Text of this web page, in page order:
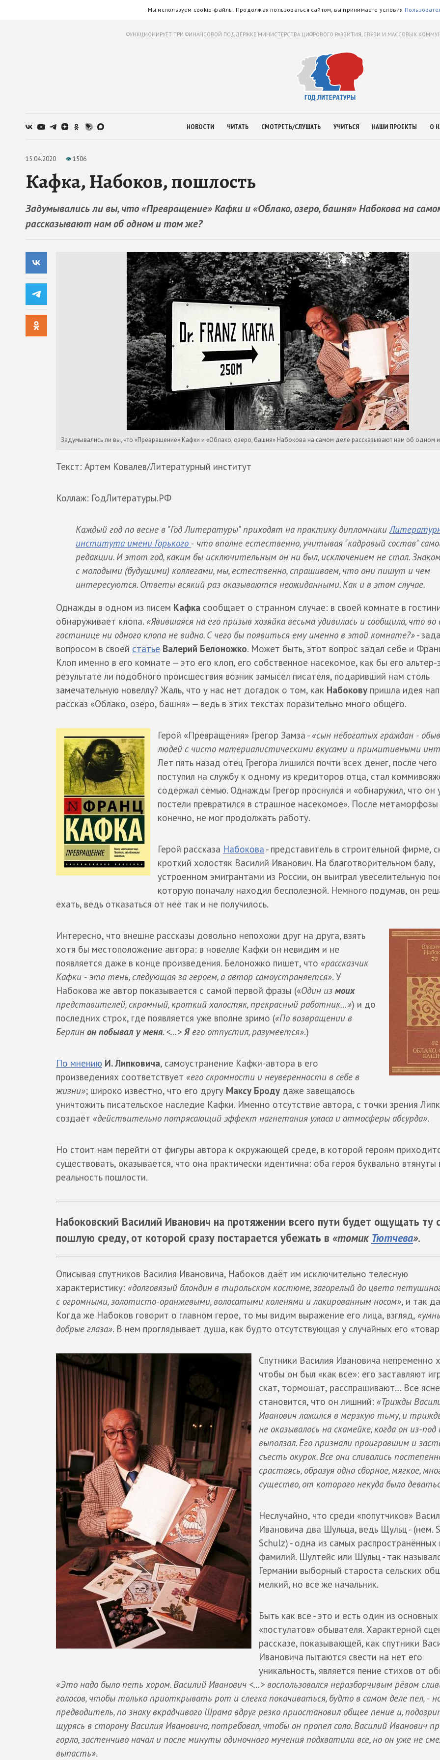
Мы используем cookie-файлы. Продолжая пользоваться сайтом, вы принимаете условия
ФУНКЦИОНИРУЕТ ПРИ ФИНАНСОВОЙ ПОДДЕРЖКЕ МИНИСТЕРСТВА ЦИФРОВОГО РАЗВИТИЯ, СВЯЗИ И МАССОВЫХ
НОВОСТИ ЧИТАТЬ СМОТРЕТЬ/СЛУШАТЬ УЧИТЬСЯ НАШИ ПРОЕКТЫ О
15.04.2020 1506
Кафка, Набоков, пошлость
Задумывались ли вы, что «Превращение» Кафки и «Облако, озеро, башня» Набокова на
рассказывают нам об одном и том же?
Задумывались ли вы, что «Превращение» Кафки и «Облако, озеро, башня» Набокова на самом деле рассказывают нам об одном
Текст: Артем Ковалев/Литературный институт
Коллаж: ГодЛитературы.РФ
Каждый год по весне в "Год Литературы" приходят на практику дипломники
института имени Горького - что вполне естественно, учитывая "кадровый состав"
редакции. И этот год, каким бы исключительным он ни был, исключением не стал.
с молодыми (будущими) коллегами, мы, естественно, спрашиваем, что они пишут и чем
интересуются. Ответы всякий раз оказываются неожиданными. Как и в этом случае.
Однажды в одном из писем Кафка сообщает о странном случае: в своей комнате в
обнаруживает клопа. «Явившаяся на его призыв хозяйка весьма удивилась и сообщила, что во
гостинице ни одного клопа не видно. С чего бы появиться ему именно в этой комнате?»-
вопросом в своей статье Валерий Белоножко. Может быть, этот вопрос задал себе и
Клоп именно в его комнате — это его клоп, его собственное насекомое, как бы его альтер-
результате ли подобного происшествия возник замысел писателя, подаривший нам столь
замечательную новеллу? Жаль, что у нас нет догадок о том, как Набокову пришла идея
рассказ «Облако, озеро, башня» — ведь в этих текстах поразительно много общего.
Герой «Превращения» Грегор Замза - «сын небогатых граждан -
людей с чисто материалистическими вкусами и примитивными
Лет пять назад отец Грегора лишился почти всех денег, после
поступил на службу к одному из кредиторов отца, стал
содержал семью. Однажды Грегор проснулся и «обнаружил, что он
постели превратился в страшное насекомое». После
конечно, не мог продолжать работу.
Герой рассказа Набокова - представитель в строительной фирме,
кроткий холостяк Василий Иванович. На благотворительном балу,
устроенном эмигрантами из России, он выиграл увеселительную
которую поначалу находил бесполезной. Немного подумав, он
ехать, ведь отказаться от неё так и не получилось.
Интересно, что внешне рассказы довольно непохожи друг на друга, взять
хотя бы местоположение автора: в новелле Кафки он невидим и не
появляется даже в конце произведения. Белоножко пишет, что «рассказчик
Кафки - это тень, следующая за героем, а автор самоустраняется». У
Набокова же автор показывается с самой первой фразы («Один из моих
представителей, скромный, кроткий холостяк, прекрасный работник…») и до
последних строк, где появляется уже вполне зримо («По возвращении в
Берлин он побывал у меня. <…>Яего отпустил, разумеется».)
По мнению И. Липковича, самоустранение Кафки-автора в его
произведениях соответствует «его скромности и неуверенности в себе в
жизни»; широко известно, что его другу Максу Броду даже завещалось
уничтожить писательское наследие Кафки. Именно отсутствие автора, с точки зрения
создаёт «действительно потрясающий эффект нагнетания ужаса и атмосферы абсурда».
Но стоит нам перейти от фигуры автора к окружающей среде, в которой героям
существовать, оказывается, что она практически идентична: оба героя буквально втянуты
реальность пошлости.
Набоковский Василий Иванович на протяжении всего пути будет ощущать ту
пошлую среду, от которой сразу постарается убежать в «томик Тютчева».
Описывая спутников Василия Ивановича, Набоков даёт им исключительно телесную
характеристику: «долговязый блондин в тирольском костюме, загорелый до цвета
с огромными, золотисто-оранжевыми, волосатыми коленями и лакированным носом», и так
Когда же Набоков говорит о главном герое, то мы видим выражение его лица, взгляд,
добрые глаза». В нем проглядывает душа, как будто отсутствующая у случайных его
Спутники Василия Ивановича непременно
чтобы он был «как все»: его заставляют
скат, тормошат, расспрашивают… Все
становится, что он лишний: «Трижды
Иванович ложился в мерзкую тьму, и
не оказывалось на скамейке, когда он из-под
выползал. Его признали проигравшим и
съесть окурок. Все они сливались
срастаясь, образуя одно сборное, мягкое,
существо, от которого некуда было
Неслучайно, что среди «попутчиков»
Ивановича два Шульца, ведь Щульц - (нем.
Schulz) - одна из самых распространённых
фамилий. Шултейс или Шульц - так
Германии выборный староста сельских
мелкий, но все же начальник.
Быть как все - это и есть один из основных
«постулатов» обывателя. Характерной
рассказе, показывающей, как спутники
Ивановича пытаются свести на нет его
уникальность, является пение стихов от
«Это надо было петь хором. Василий Иванович <…> воспользовался неразборчивым рёвом
голосов, чтобы только приоткрывать рот и слегка покачиваться, будто в самом деле пел, -
предводитель, по знаку вкрадчивого Шрама вдруг резко приостановил общее пение и,
щурясь в сторону Василия Ивановича, потребовал, чтобы он пропел соло. Василий Иванович
горло, застенчиво начал и после минуты одиночного мучения подхватили все, но он уже не
выпасть».